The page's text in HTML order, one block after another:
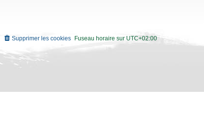
Fuseau horaire sur UTC+02:00
Supprimer les cookies